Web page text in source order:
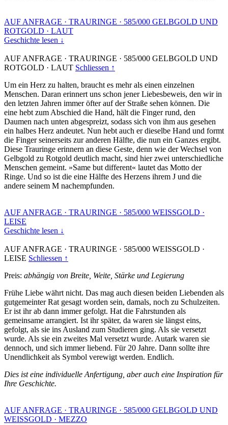
AUF ANFRAGE · TRAURINGE · 585/000 GELBGOLD UND
ROTGOLD · LAUT
Geschichte lesen ↓
AUF ANFRAGE · TRAURINGE · 585/000 GELBGOLD UND
ROTGOLD · LAUT Schliessen ↑
Um ein Herz zu halten, braucht es mehr als einen einzelnen
Menschen. Daran erinnert uns schon jener Liebesbeweis, den wir in
den letzten Jahren immer öfter auf der Straße sehen können. Die
eine hebt zum Abschied die Hand, hält die Finger rund, den
Daumen nach unten abgespreizt, sodass sich von ihm aus gesehen
ein halbes Herz andeutet. Nun hebt auch er dieselbe Hand und formt
die Finger seinerseits zur anderen Hälfte, die nun ein Ganzes ergibt.
Diese Trauringe erinnern an diese Geste, denn wie der Wechsel von
Gelbgold zu Rotgold deutlich macht, sind hier zwei unterschiedliche
Menschen gemeint. »Same but different« lautet das Motto der
Ringe. Und so ist die eine Hälfte des Herzens ihrem J und die
andere seinem M nachempfunden.
AUF ANFRAGE · TRAURINGE · 585/000 WEISSGOLD ·
LEISE
Geschichte lesen ↓
AUF ANFRAGE · TRAURINGE · 585/000 WEISSGOLD ·
LEISE Schliessen ↑
Preis: abhängig von Breite, Weite, Stärke und Legierung
Frühe Liebe währt nicht. Das mag auch diesen beiden Liebenden als
gutgemeinter Rat gesagt worden sein, damals, noch zu Schulzeiten.
Er ist ihr ab dann immer gefolgt. Hat die Fahrstunden als
gemeinsame arrangiert. Ist ihr später, da waren sie längst eins,
gefolgt, als sie ins Ausland zum Studieren ging. Als sie versetzt
wurde. Als sie ein zweites Mal versetzt wurde. Autark waren sie
dennoch, und sich immer liebend. Für 20 Jahre. Dann sollte ihre
Unendlichkeit als Symbol verewigt werden. Endlich.
Dies ist eine individuelle Anfertigung, aber auch eine Inspiration für
Ihre Geschichte.
AUF ANFRAGE · TRAURINGE · 585/000 GELBGOLD UND
WEISSGOLD · MEZZO